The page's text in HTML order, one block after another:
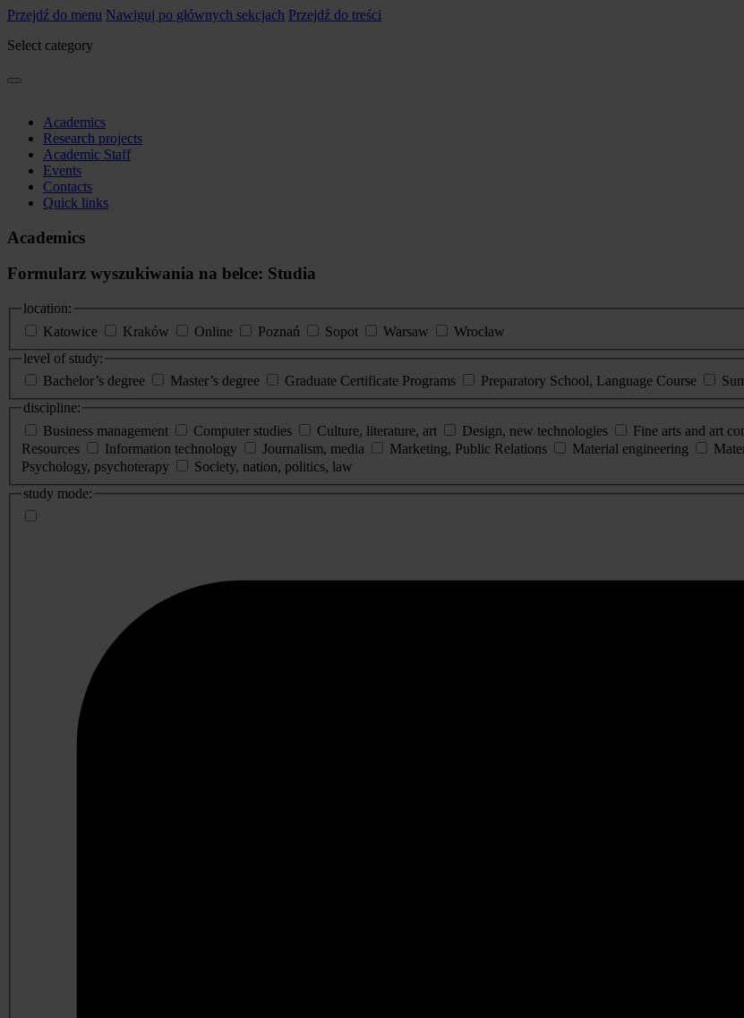
Przejdź do menu Nawiguj po głównych sekcjach Przejdź do treści
Select category
Academics
Research projects
Academic Staff
Events
Contacts
Quick links
Academics
Formularz wyszukiwania na belce: Studia
location:
Katowice
Kraków Online Poznań Sopot Warsaw
Wrocław
level of study:
Bachelor’s degree
Master’s degree Graduate Certificate Programs Preparatory School, Language Course
discipline:
Business management
Computer studies Culture, literature, art Design, new technologies Fine arts and art
Resources
Information technology Journalism, media Marketing, Public Relations Material engineering
Psychology, psychoterapy
Society, nation, politics, law
study mode: